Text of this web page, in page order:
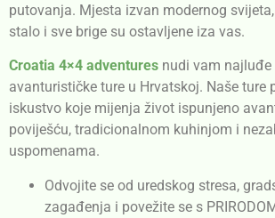
putovanja. Mjesta izvan modernog
stalo i sve brige su ostavljene iza vas.
Croatia 4×4 adventures nudi vam
avanturističke ture u Hrvatskoj. Naše ture
iskustvo koje mijenja život ispunjeno
poviješću, tradicionalnom kuhinjom i
uspomenama.
Odvojite se od uredskog stresa,
zagađenja i povežite se s